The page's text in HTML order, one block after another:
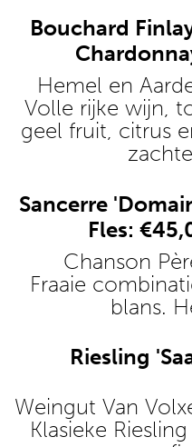
Bouchard
Hemel en
Volle rijke wijn,
geel fruit, citrus
Sancerre
Fles:
Chanson
Fraaie
blans.
Riesling
Weingut Van
Klasieke